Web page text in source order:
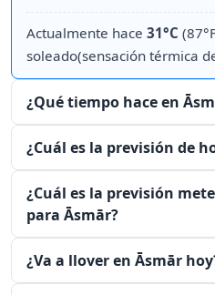
Actualmente hace 31°C
soleado(sensación térmica
¿Qué tiempo hace en
¿Cuál es la previsión de
¿Cuál es la previsión
para Āsmār?
¿Va a llover en Āsmār